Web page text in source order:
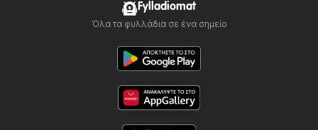
Fylladiomat
Όλα τα φυλλάδια σε ένα σημείο